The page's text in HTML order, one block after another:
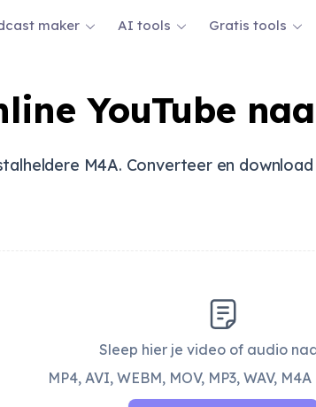
maker AI tools Gratis tools
YouTube
M4A. Converteer en
Sleep hier je video of audio
MP4, AVI, WEBM, MOV, MP3, WAV,